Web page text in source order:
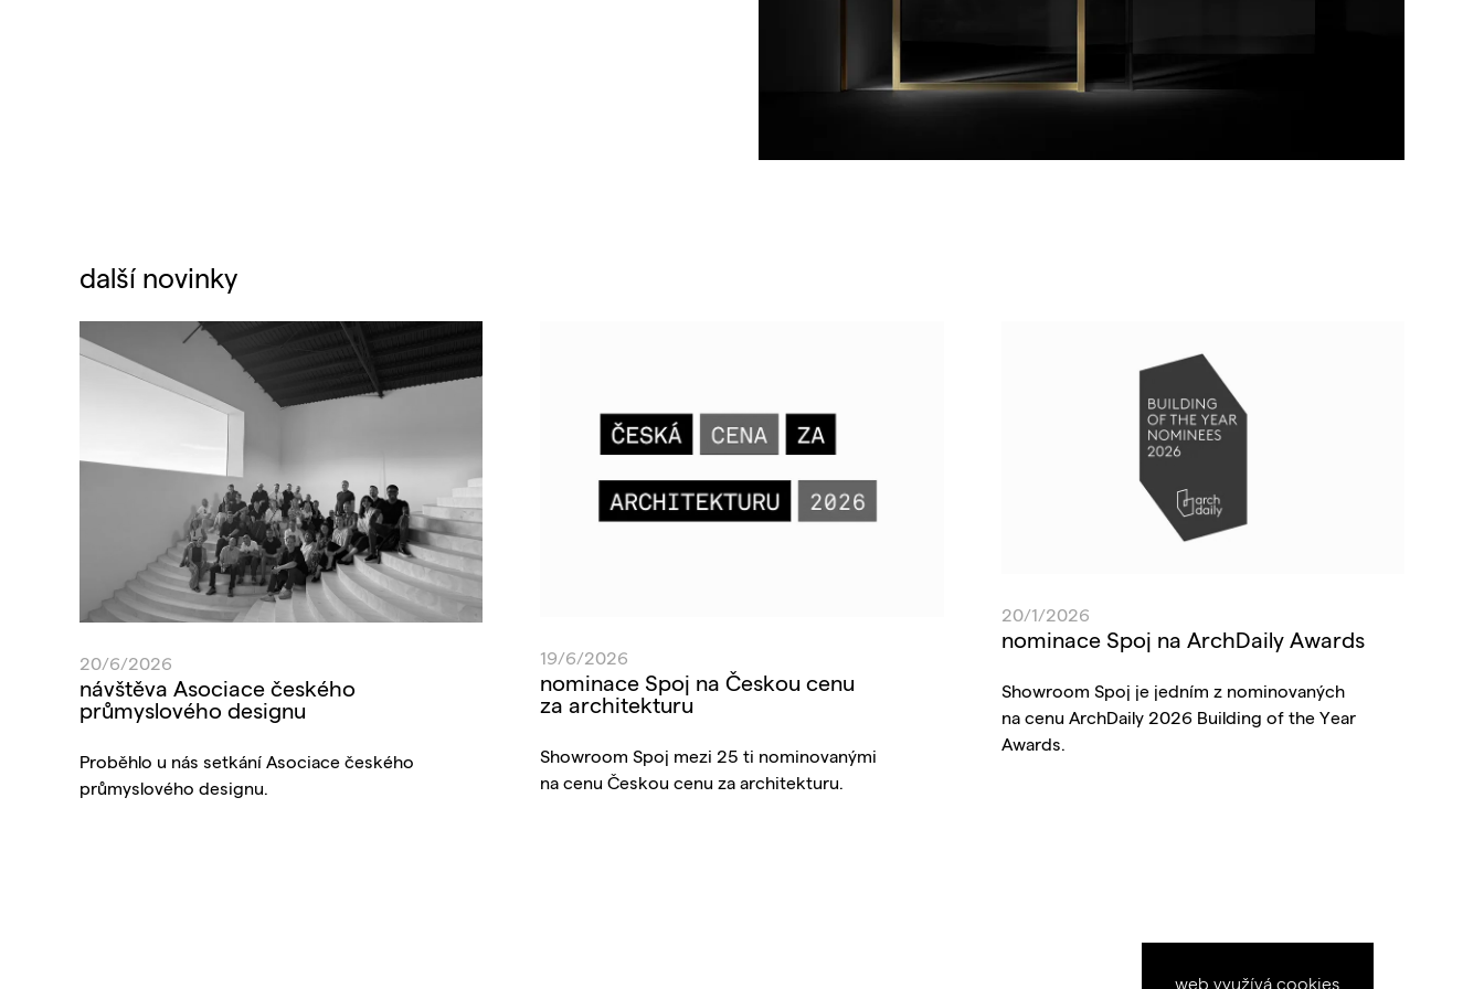
další novinky
20/6/2026
návštěva Asociace českého
průmyslového designu
Proběhlo u nás setkání Asociace českého
průmyslového designu.
19/6/2026
nominace Spoj na Českou cenu
za architekturu
Showroom Spoj mezi 25 ti nominovanými
na cenu Českou cenu za architekturu.
20/1/2026
nominace Spoj na ArchDaily Awards
Showroom Spoj je jedním z nominovaných
na cenu ArchDaily 2026 Building of the Year
Awards.
web využívá cookies